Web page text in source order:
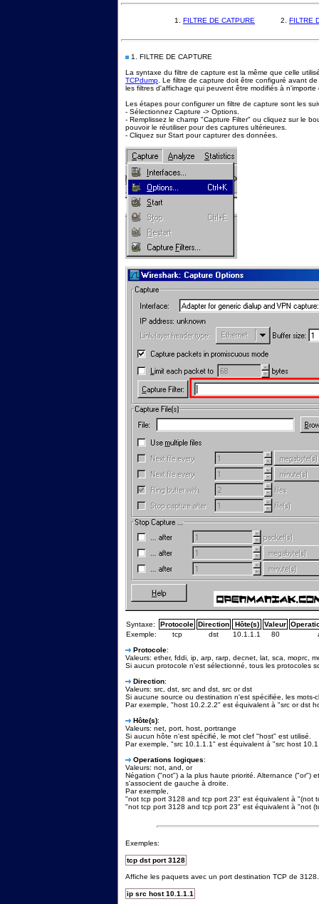
1. FILTRE DE CATPURE 2. FILTRE
1. FILTRE DE CAPTURE
La syntaxe du filtre de capture est la même que celle
TCPdump . Le filtre de capture doit être configuré avant
les filtres d'affichage qui peuvent être modifiés à
Les étapes pour configurer un filtre de capture sont les
- Sélectionnez Capture -> Options.
- Remplissez le champ "Capture Filter" ou cliquez sur le
pouvoir le réutiliser pour des captures ultérieures.
- Cliquez sur Start pour capturer des données.
Syntaxe: Protocole Direction Hôte(s) Valeur
Exemple:
tcp dst 10.1.1.1 80
Protocole:
Valeurs: ether, fddi, ip, arp, rarp, decnet, lat, sca, moprc,
Si aucun protocole n'est sélectionné, tous les protocoles
Direction:
Valeurs: src, dst, src and dst, src or dst
Si aucune source ou destination n'est spécifiée, les mots-
Par exemple, "host 10.2.2.2" est équivalent à "src or dst
Hôte(s):
Valeurs: net, port, host, portrange
Si aucun hôte n'est spécifié, le mot clef "host" est utilisé.
Par exemple, "src 10.1.1.1" est équivalent à "src host
Operations logiques:
Valeurs: not, and, or
Négation ("not") a la plus haute priorité. Alternance ("or")
s'associent de gauche à droite.
Par exemple,
"not tcp port 3128 and tcp port 23" est équivalent à "(not
"not tcp port 3128 and tcp port 23" est équivalent à "not
Exemples:
tcp dst port 3128
Affiche les paquets avec un port destination TCP de 3128.
ip src host 10.1.1.1